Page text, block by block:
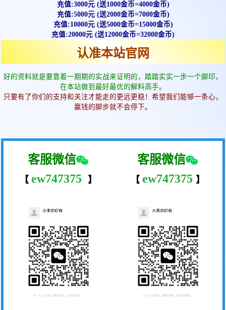
充值:3000元 (送1000金币=4000金币)
充值:5000元 (送2000金币=7000金币)
充值:10000元 (送5000金币=15000金币)
充值:20000元 (送12000金币=32000金币)
认准本站官网
好的资料就是要靠着一期期的实战来证明的，踏踏实实一步一个脚印，
在本站做到最好最优的解料高手。
只要有了你们的支持和关注才能走的更远更稳！希望我们能够一条心，
赢钱的脚步就不会停下。
客服微信
【 ew747375 】
客服微信
【 ew747375 】